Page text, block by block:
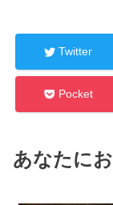
Twitter
Pocket
あなたに